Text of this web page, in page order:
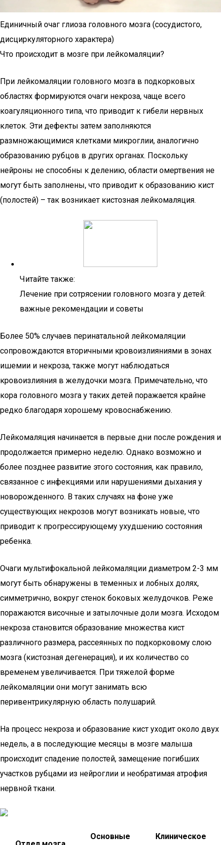
Единичный очаг глиоза головного мозга (сосудистого,
дисциркуляторного характера)
Что происходит в мозге при лейкомаляции?
При лейкомаляции головного мозга в подкорковых
областях формируются очаги некроза, чаще всего
коагуляционного типа, что приводит к гибели нервных
клеток. Эти дефекты затем заполняются
размножающимися клетками микроглии, аналогично
образованию рубцов в других органах. Поскольку
нейроны не способны к делению, области омертвения не
могут быть заполнены, что приводит к образованию кист
(полостей) – так возникает кистозная лейкомаляция.
Читайте также:
Лечение при сотрясении головного мозга у детей:
важные рекомендации и советы
Более 50% случаев перинатальной лейкомаляции
сопровождаются вторичными кровоизлияниями в зонах
ишемии и некроза, также могут наблюдаться
кровоизлияния в желудочки мозга. Примечательно, что
кора головного мозга у таких детей поражается крайне
редко благодаря хорошему кровоснабжению.
Лейкомаляция начинается в первые дни после рождения и
продолжается примерно неделю. Однако возможно и
более позднее развитие этого состояния, как правило,
связанное с инфекциями или нарушениями дыхания у
новорожденного. В таких случаях на фоне уже
существующих некрозов могут возникать новые, что
приводит к прогрессирующему ухудшению состояния
ребенка.
Очаги мультифокальной лейкомаляции диаметром 2-3 мм
могут быть обнаружены в теменных и лобных долях,
симметрично, вокруг стенок боковых желудочков. Реже
поражаются височные и затылочные доли мозга. Исходом
некроза становится образование множества кист
различного размера, рассеянных по подкорковому слою
мозга (кистозная дегенерация), и их количество со
временем увеличивается. При тяжелой форме
лейкомаляции они могут занимать всю
перивентрикулярную область полушарий.
На процесс некроза и образование кист уходит около двух
недель, а в последующие месяцы в мозге малыша
происходит спадение полостей, замещение погибших
участков рубцами из нейроглии и необратимая атрофия
нервной ткани.
Основные
Клиническое